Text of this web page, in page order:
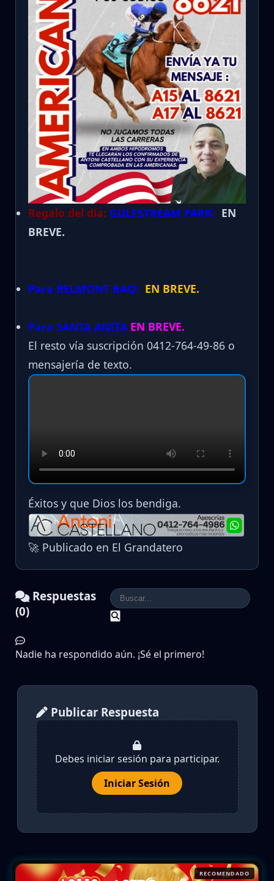
Regalo del día: GULFSTREAM PARK: EN
BREVE.
Para BELMONT BAQ: EN BREVE.
Para SANTA ANITA EN BREVE.
El resto vía suscripción 0412-764-49-86 o
mensajería de texto.
Éxitos y que Dios los bendiga.
🚀 Publicado en El Grandatero
Respuestas
(0)
Nadie ha respondido aún. ¡Sé el primero!
Publicar Respuesta
Debes iniciar sesión para participar.
Iniciar Sesión
RECOMENDADO